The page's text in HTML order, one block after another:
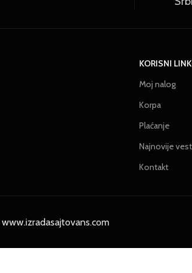
KORISNI
Moj nalog
Korpa
Plaćanje
Najnovije
Kontakt
www.izradasajtovans.com